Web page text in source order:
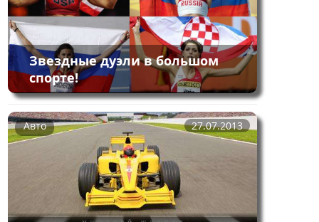
Звездные дуэли в большом
спорте!
Авто 27.07.2013